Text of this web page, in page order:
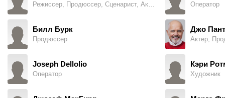
Режиссер, Продюссер, Сценарист, Актер
Билл Бурк
Продюссер
Joseph Dellolio
Оператор
Оператор
Джо
Актер,
Кэри
Художник